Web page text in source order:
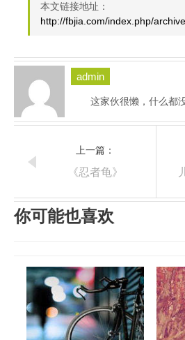
本文链接地址：
http://fbjia.com/index.php/
admin
这家伙很懒，什么都
上一篇：
《忍者龟》
你可能也喜欢